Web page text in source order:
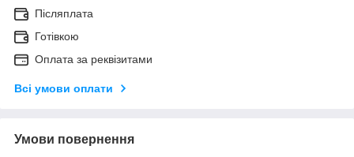
Післяплата
Готівкою
Оплата за реквізитами
Всі умови оплати
Умови повернення